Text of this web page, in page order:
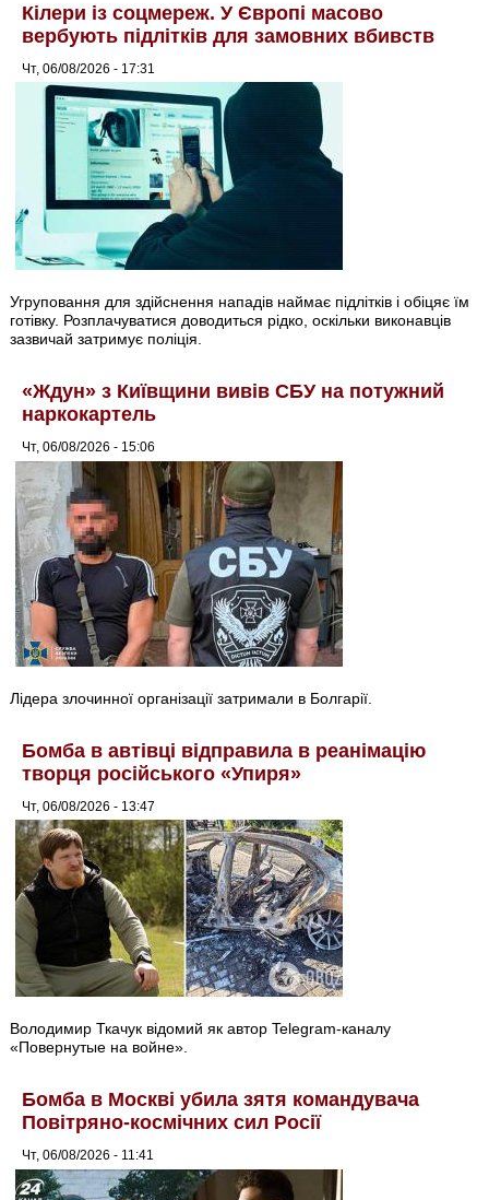
Кілери із соцмереж. У Європі масово
вербують підлітків для замовних вбивств
Чт, 06/08/2026 - 17:31
Угруповання для здійснення нападів наймає підлітків і обіцяє їм
готівку. Розплачуватися доводиться рідко, оскільки виконавців
зазвичай затримує поліція.
«Ждун» з Київщини вивів СБУ на потужний
наркокартель
Чт, 06/08/2026 - 15:06
Лідера злочинної організації затримали в Болгарії.
Бомба в автівці відправила в реанімацію
творця російського «Упиря»
Чт, 06/08/2026 - 13:47
Володимир Ткачук відомий як автор Telegram-каналу
«Повернутые на войне».
Бомба в Москві убила зятя командувача
Повітряно-космічних сил Росії
Чт, 06/08/2026 - 11:41